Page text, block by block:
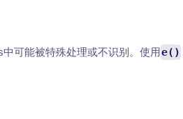
可能被特殊处理或不识别。使用e()